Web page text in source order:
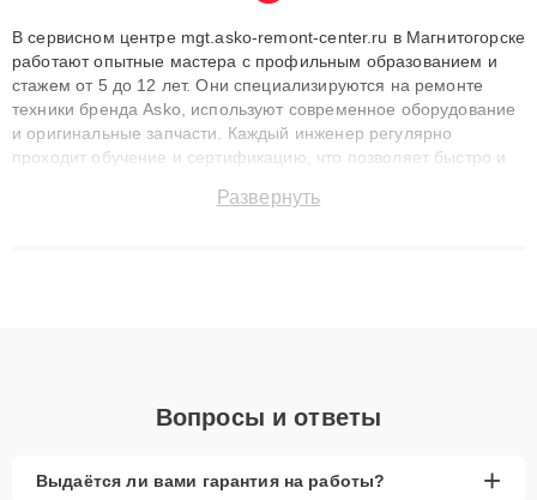
В сервисном центре mgt.asko-remont-center.ru в Магнитогорске
работают опытные мастера с профильным образованием и
стажем от 5 до 12 лет. Они специализируются на ремонте
техники бренда Asko, используют современное оборудование
и оригинальные запчасти. Каждый инженер регулярно
проходит обучение и сертификацию, что позволяет быстро и
сохранением гарантии до 3 лет. Наши мастера решают
Развернуть
Вопросы и ответы
Выдаётся ли вами гарантия на работы? +